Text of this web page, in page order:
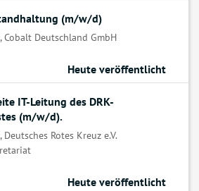
(m/w/d)
Cobalt Deutschland GmbH
Heute veröffentlicht
IT-Leitung des DRK-
(m/w/d).
Deutsches Rotes Kreuz e.V.
Heute veröffentlicht